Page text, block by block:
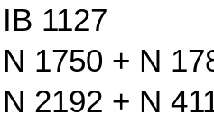
IB 1127
N 1750 + N
N 2192 + N